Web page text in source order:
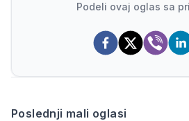
Podeli ovaj oglas sa
Poslednji mali oglasi